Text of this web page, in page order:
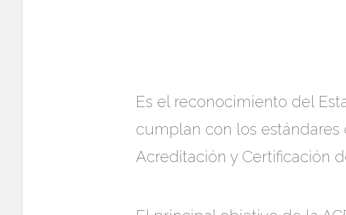
Es el reconocimiento del
cumplan con los
Acreditación y Certificación